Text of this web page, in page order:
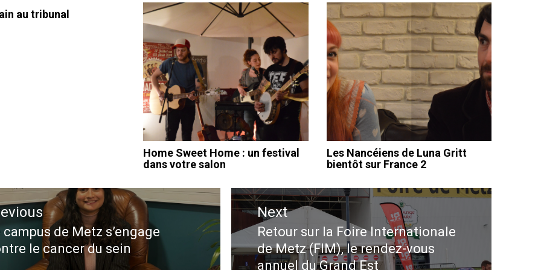
au tribunal
Home Sweet Home : un festival
dans votre salon
Les Nancéiens de Luna Gritt
bientôt sur France 2
campus de Metz s’engage
le cancer du sein
Next
Next
post:
Retour sur la Foire Internationale
de Metz (FIM), le rendez-vous
annuel du Grand Est